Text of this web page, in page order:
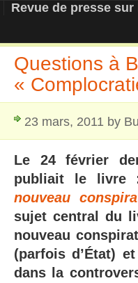
Revue de presse sur
Questions à
«
23 mars, 2011 by
Le 24 février
publiait le livre
nouveau
sujet central du
nouveau
(parfois d’État)
dans la